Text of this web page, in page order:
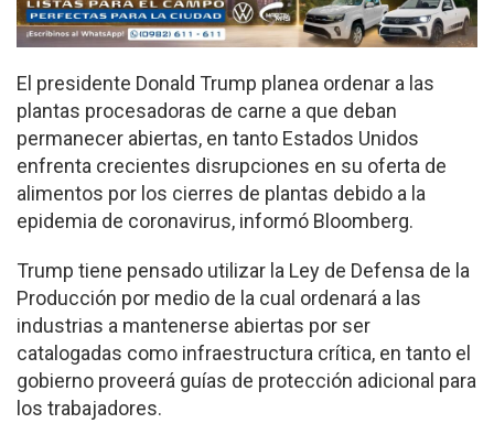
El presidente Donald Trump planea ordenar a las
plantas procesadoras de carne a que deban
permanecer abiertas, en tanto Estados Unidos
enfrenta crecientes disrupciones en su oferta de
alimentos por los cierres de plantas debido a la
epidemia de coronavirus, informó Bloomberg.
Trump tiene pensado utilizar la Ley de Defensa de la
Producción por medio de la cual ordenará a las
industrias a mantenerse abiertas por ser
catalogadas como infraestructura crítica, en tanto el
gobierno proveerá guías de protección adicional para
los trabajadores.